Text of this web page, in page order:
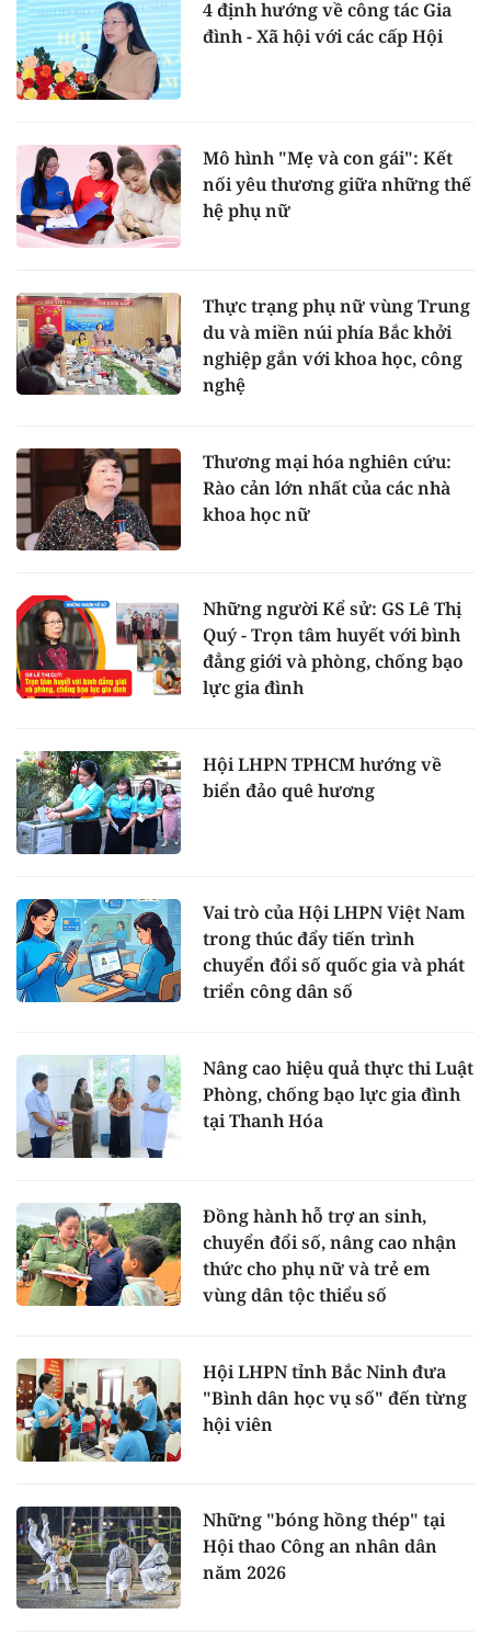
4 định hướng về công tác Gia
đình - Xã hội với các cấp Hội
Mô hình "Mẹ và con gái": Kết
nối yêu thương giữa những thế
hệ phụ nữ
Thực trạng phụ nữ vùng Trung
du và miền núi phía Bắc khởi
nghiệp gắn với khoa học, công
nghệ
Thương mại hóa nghiên cứu:
Rào cản lớn nhất của các nhà
khoa học nữ
Những người Kể sử: GS Lê Thị
Quý - Trọn tâm huyết với bình
đẳng giới và phòng, chống bạo
lực gia đình
Hội LHPN TPHCM hướng về
biển đảo quê hương
Vai trò của Hội LHPN Việt Nam
trong thúc đẩy tiến trình
chuyển đổi số quốc gia và phát
triển công dân số
Nâng cao hiệu quả thực thi Luật
Phòng, chống bạo lực gia đình
tại Thanh Hóa
Đồng hành hỗ trợ an sinh,
chuyển đổi số, nâng cao nhận
thức cho phụ nữ và trẻ em
vùng dân tộc thiểu số
Hội LHPN tỉnh Bắc Ninh đưa
"Bình dân học vụ số" đến từng
hội viên
Những "bóng hồng thép" tại
Hội thao Công an nhân dân
năm 2026